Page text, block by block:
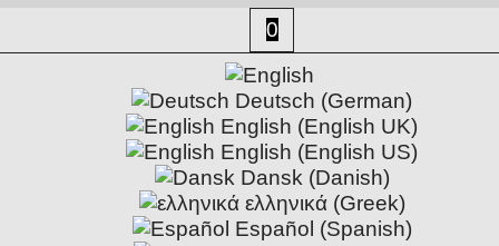
0
Deutsch (German)
English (English UK)
English (English US)
Dansk (Danish)
ελληνικά (Greek)
Español (Spanish)